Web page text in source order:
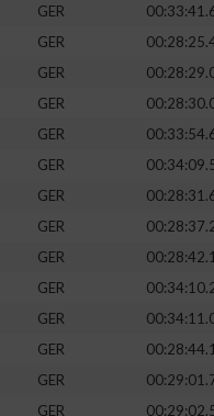
GER
GER
GER
GER
GER
GER
GER
GER
GER
00:28:42.1
GER
GER
GER 00:28:44.1
GER
GER